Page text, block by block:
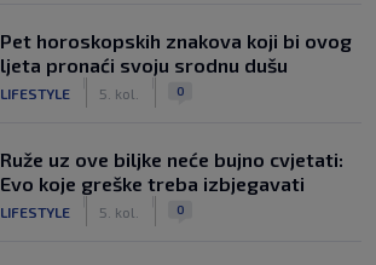
Pet horoskopskih znakova koji bi ovog
ljeta pronaći svoju srodnu dušu
LIFESTYLE 5. kol. 0
Ruže uz ove biljke neće bujno cvjetati:
Evo koje greške treba izbjegavati
LIFESTYLE 5. kol. 0